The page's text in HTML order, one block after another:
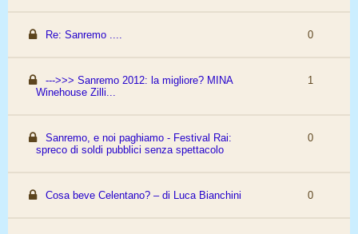
Re: Sanremo .... 0
--->>> Sanremo 2012: la migliore? MINA
Winehouse Zilli...
1
Sanremo, e noi paghiamo - Festival Rai:
spreco di soldi pubblici senza spettacolo
0
Cosa beve Celentano? – di Luca Bianchini 0